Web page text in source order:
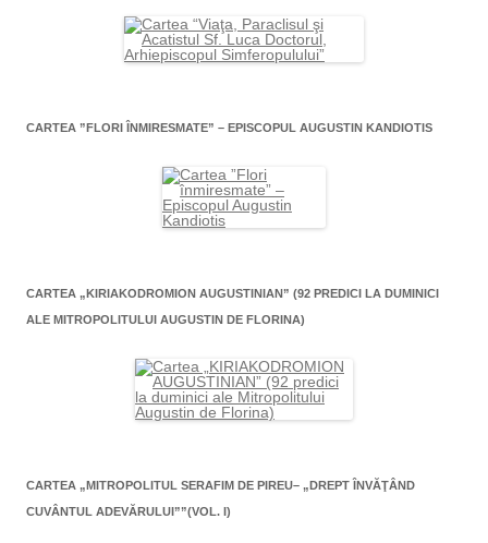
CARTEA ”FLORI ÎNMIRESMATE” – EPISCOPUL AUGUSTIN KANDIOTIS
CARTEA „KIRIAKODROMION AUGUSTINIAN” (92 PREDICI LA DUMINICI
ALE MITROPOLITULUI AUGUSTIN DE FLORINA)
CARTEA „MITROPOLITUL SERAFIM DE PIREU– „DREPT ÎNVĂŢÂND
CUVÂNTUL ADEVĂRULUI””(VOL. I)